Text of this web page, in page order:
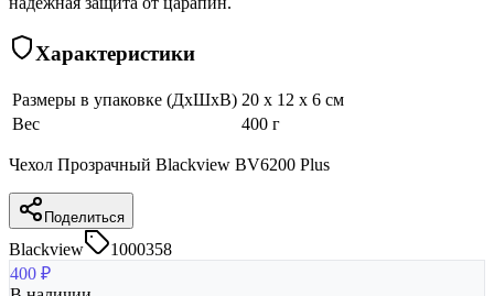
Характеристики
Размеры в упаковке (ДхШхВ) 20 x 12 x 6 см
Вес
400 г
Чехол Прозрачный Blackview BV6200 Plus
Поделиться
Blackview
1000358
400 ₽